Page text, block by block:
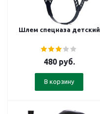
Шлем спецназа детский
480руб.
В корзину